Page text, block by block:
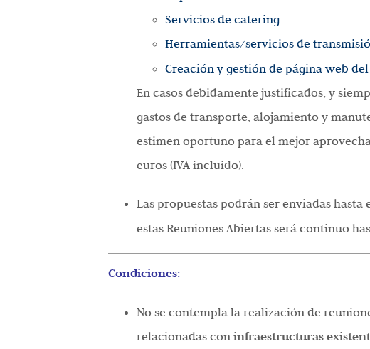
Servicios de catering
Herramientas/servicios de
Creación y gestión de página web
En casos debidamente justificados, y
gastos de transporte, alojamiento y
estimen oportuno para el mejor
euros (IVA incluido).
Las propuestas podrán ser enviadas hasta
estas Reuniones Abiertas será continuo
Condiciones:
No se contempla la realización de
relacionadas con infraestructuras